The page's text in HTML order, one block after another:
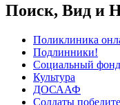
Поиск, Вид и
Поликлиника
Подлинники!
Социальный фонд
Культура
ДОСААФ
Солдаты